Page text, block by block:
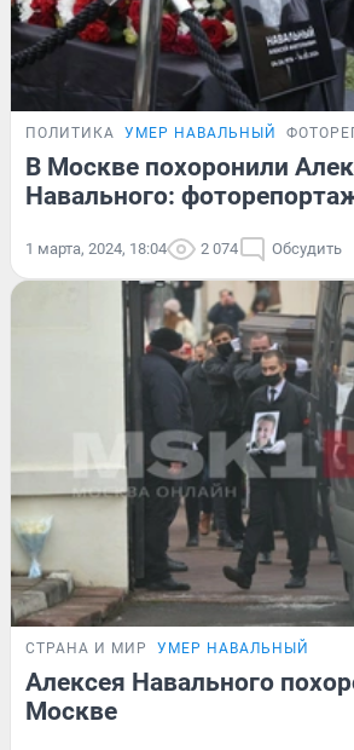
ПОЛИТИКА УМЕР НАВАЛЬНЫЙ
В Москве похоронили
Навального:
1 марта, 2024, 18:04 2 074 Обсудить
СТРАНА И МИР УМЕР НАВАЛЬНЫЙ
Алексея Навального
Москве